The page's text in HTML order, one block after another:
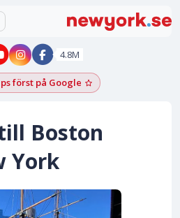
York - YouTube
New York - Instagram
4.8M
först på GoogleLägg till som
Boston
York